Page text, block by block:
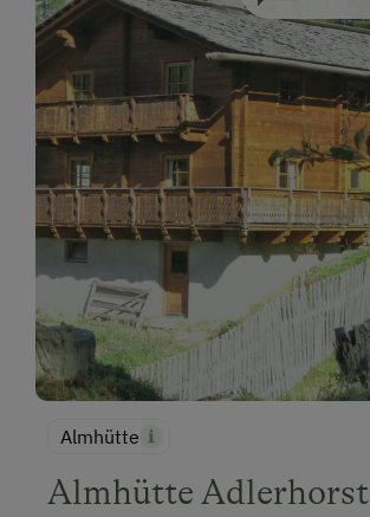
Almhütte
Almhütte Adlerhorst